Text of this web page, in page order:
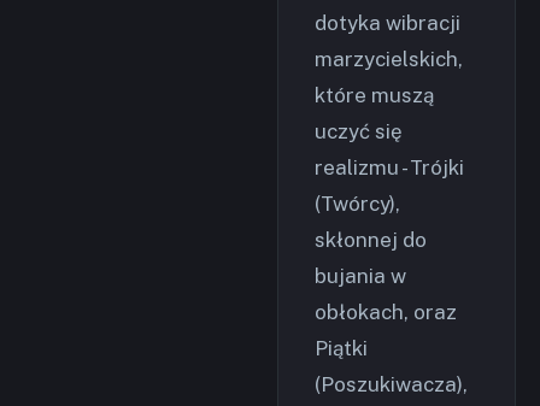
dotyka wibracji
marzycielskich,
które muszą
uczyć się
realizmu - Trójki
(Twórcy),
skłonnej do
bujania w
obłokach, oraz
Piątki
(Poszukiwacza),